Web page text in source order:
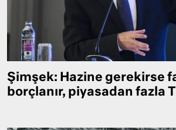
Şimşek: Hazine gerekirse
borçlanır, piyasadan fazla